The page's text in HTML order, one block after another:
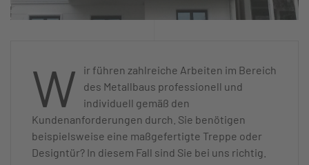
W
ir führen zahlreiche Arbeiten im Bereich
des Metallbaus professionell und
individuell gemäß den
Kundenanforderungen durch. Sie benötigen
beispielsweise eine maßgefertigte Treppe oder
Designtür? In diesem Fall sind Sie bei uns richtig.